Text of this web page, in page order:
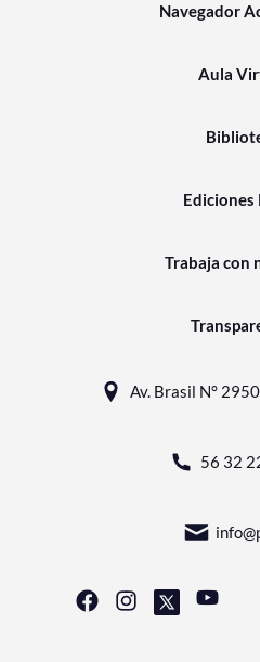
Navegador
Aula
Ediciones
Trabaja con
Av. Brasil N°
56 32